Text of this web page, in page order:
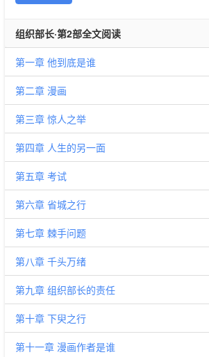
组织部长·第2部全文阅读
第一章 他到底是谁
第二章 漫画
第三章 惊人之举
第四章 人生的另一面
第五章 考试
第六章 省城之行
第七章 棘手问题
第八章 千头万绪
第九章 组织部长的责任
第十章 下臾之行
第十一章 漫画作者是谁